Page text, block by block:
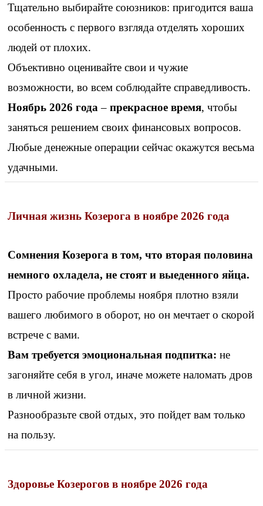
Тщательно выбирайте союзников: пригодится ваша
особенность с первого взгляда отделять хороших
людей от плохих.
Объективно оценивайте свои и чужие
возможности, во всем соблюдайте справедливость.
Ноябрь 2026 года – прекрасное время, чтобы
заняться решением своих финансовых вопросов.
Любые денежные операции сейчас окажутся весьма
удачными.
Личная жизнь Козерога в ноябре 2026 года
Сомнения Козерога в том, что вторая половина
немного охладела, не стоят и выеденного яйца.
Просто рабочие проблемы ноября плотно взяли
вашего любимого в оборот, но он мечтает о скорой
встрече с вами.
Вам требуется эмоциональная подпитка: не
загоняйте себя в угол, иначе можете наломать дров
в личной жизни.
Разнообразьте свой отдых, это пойдет вам только
на пользу.
Здоровье Козерогов в ноябре 2026 года